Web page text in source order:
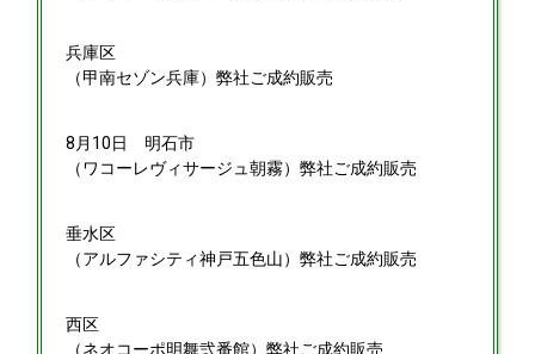
兵庫区
（甲南セゾン兵庫）弊社ご成約販売
8月10日 明石市
（ワコーレヴィサージュ朝霧）弊社ご成約販売
垂水区
（アルファシティ神戸五色山）弊社ご成約販売
西区
（ネオコーポ明舞弐番館）弊社ご成約販売